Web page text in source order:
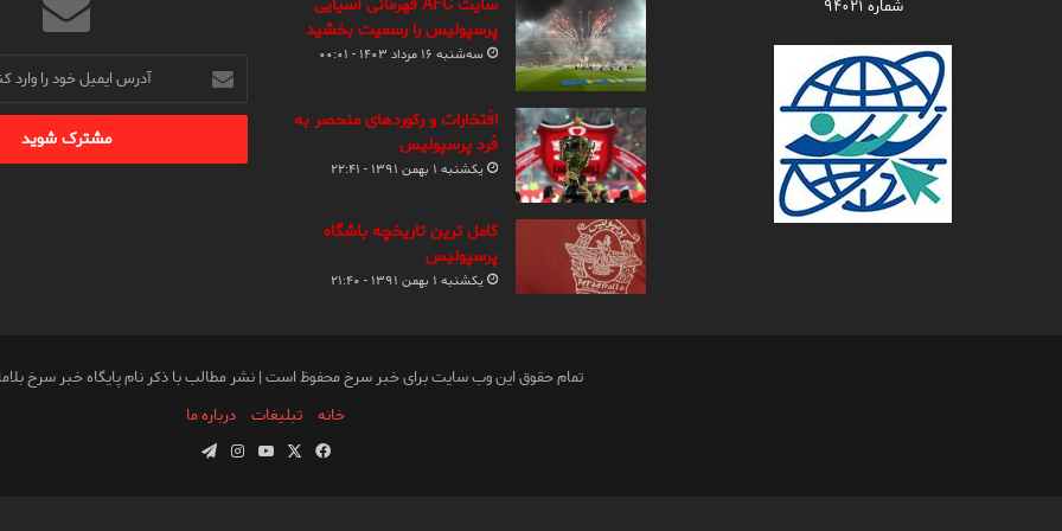
شماره ۹۴۰۲۱
پرسپولیس را رسمیت بخشید
سه‌شنبه ۱۶ مرداد ۱۴۰۳ - ۰۰:۰۱
افتخارات و رکوردهای منحصر به
فرد پرسپولیس
یکشنبه ۱ بهمن ۱۳۹۱ - ۲۲:۴۱
کامل ترین تاریخچه باشگاه
پرسپولیس
یکشنبه ۱ بهمن ۱۳۹۱ - ۲۱:۴۰
آدرس
ایمیل
خود
وارد
تمام حقوق این وب سایت برای خبر سرخ محفوظ است | نشر مطالب با ذکر نام پایگاه خبر سرخ
خانه
تبلیغات
درباره ما
فیس
یوتیوباینستاگرام
تلگرام